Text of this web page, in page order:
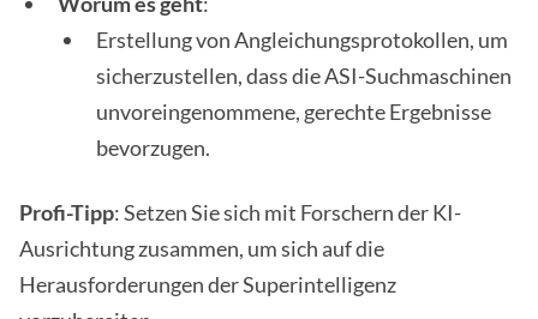
Erstellung von Angleichungsprotokollen, um
sicherzustellen, dass die ASI-Suchmaschinen
unvoreingenommene, gerechte Ergebnisse
bevorzugen.
Profi-Tipp: Setzen Sie sich mit Forschern der KI-
Ausrichtung zusammen, um sich auf die
Herausforderungen der Superintelligenz